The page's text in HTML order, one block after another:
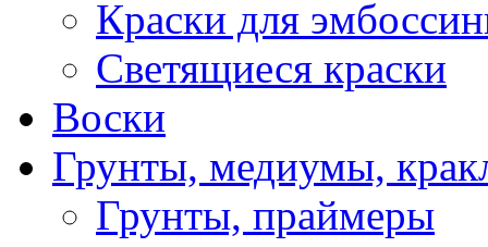
Краски для
Светящиеся краски
Воски
Грунты, медиумы,
Грунты, праймеры